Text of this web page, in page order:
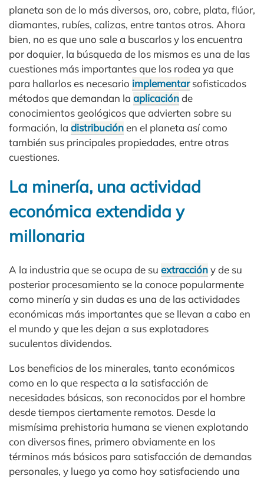
planeta son de lo más diversos, oro, cobre, plata, flúor,
diamantes, rubíes, calizas, entre tantos otros. Ahora
bien, no es que uno sale a buscarlos y los encuentra
por doquier, la búsqueda de los mismos es una de las
cuestiones más importantes que los rodea ya que
para hallarlos es necesario implementarsofisticados
métodos que demandan la aplicaciónde
conocimientos geológicos que advierten sobre su
formación, la distribuciónen el planeta así como
también sus principales propiedades, entre otras
cuestiones.
La minería, una actividad
económica extendida y
millonaria
A la industria que se ocupa de su extraccióny de su
posterior procesamiento se la conoce popularmente
como minería y sin dudas es una de las actividades
económicas más importantes que se llevan a cabo en
el mundo y que les dejan a sus explotadores
suculentos dividendos.
Los beneficios de los minerales, tanto económicos
como en lo que respecta a la satisfacción de
necesidades básicas, son reconocidos por el hombre
desde tiempos ciertamente remotos. Desde la
mismísima prehistoria humana se vienen explotando
con diversos fines, primero obviamente en los
términos más básicos para satisfacción de demandas
personales, y luego ya como hoy satisfaciendo una